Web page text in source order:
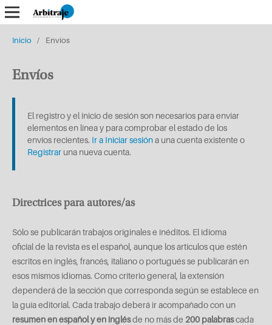
Inicio / Envíos
Envíos
El registro y el inicio de sesión son necesarios para enviar
elementos en línea y para comprobar el estado de los
envíos recientes. Ir a Iniciar sesióna una cuenta existente o
Registraruna nueva cuenta.
Directrices para autores/as
Sólo se publicarán trabajos originales e inéditos. El idioma
oficial de la revista es el español, aunque los artículos que estén
escritos en inglés, francés, italiano o portugués se publicarán en
esos mismos idiomas. Como criterio general, la extensión
dependerá de la sección que corresponda según se establece en
la guía editorial. Cada trabajo deberá ir acompañado con un
resumen en español y en inglésde no más de 200 palabrascada